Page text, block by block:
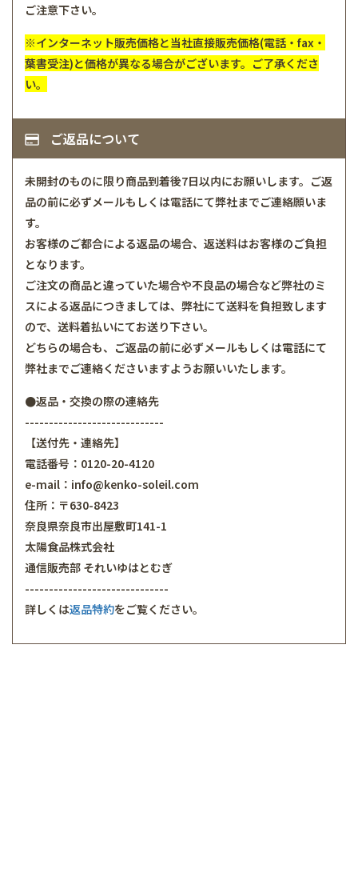
ご注意下さい。
※インターネット販売価格と当社直接販売価格(電話・fax・
葉書受注)と価格が異なる場合がございます。ご了承くださ
い。
ご返品について
未開封のものに限り商品到着後7日以内にお願いします。ご返
品の前に必ずメールもしくは電話にて弊社までご連絡願いま
す。
お客様のご都合による返品の場合、返送料はお客様のご負担
となります。
ご注文の商品と違っていた場合や不良品の場合など弊社のミ
スによる返品につきましては、弊社にて送料を負担致します
ので、送料着払いにてお送り下さい。
どちらの場合も、ご返品の前に必ずメールもしくは電話にて
弊社までご連絡くださいますようお願いいたします。
●返品・交換の際の連絡先
-----------------------------
【送付先・連絡先】
電話番号：0120-20-4120
e-mail：info@kenko-soleil.com
住所：〒630-8423
奈良県奈良市出屋敷町141-1
太陽食品株式会社
通信販売部 それいゆはとむぎ
------------------------------
詳しくは返品特約をご覧ください。